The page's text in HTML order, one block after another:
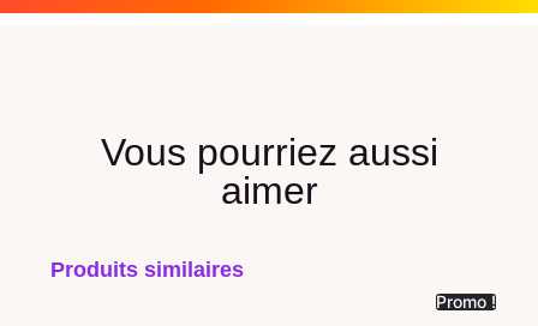
Vous pourriez aussi
aimer
Produits similaires
Promo !